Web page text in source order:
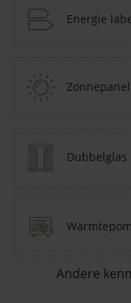
Energie
Dubbelglas
Andere